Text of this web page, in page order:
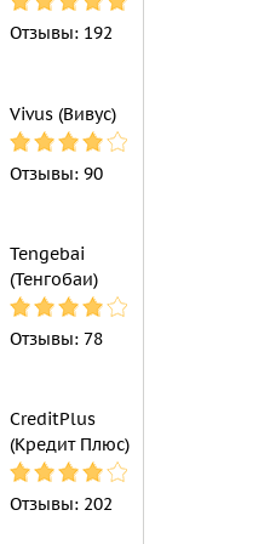
Отзывы: 192
Vivus (Вивус)
Отзывы: 90
Tengebai
(Тенгобаи)
Отзывы: 78
CreditPlus
(Кредит Плюс)
Отзывы: 202